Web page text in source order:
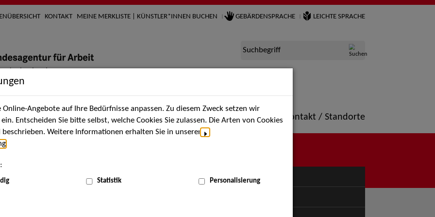
KONTAKT MEINE MERKLISTE | KÜNSTLER*INNEN BUCHEN GEBÄRDENSPRACHE LEICHTE SPRACHE
Suchbegriff
Künstler*innen Über uns Aktuelles Termine Portfolio Kontakt / Standorte
MENÜ
Angebote auf Ihre Bedürfnisse anpassen. Zu diesem Zweck setzen wir
Entscheiden Sie bitte selbst, welche Cookies Sie zulassen. Die Arten von Cookies
Weitere Informationen erhalten Sie in unserer
Statistik Personalisierung